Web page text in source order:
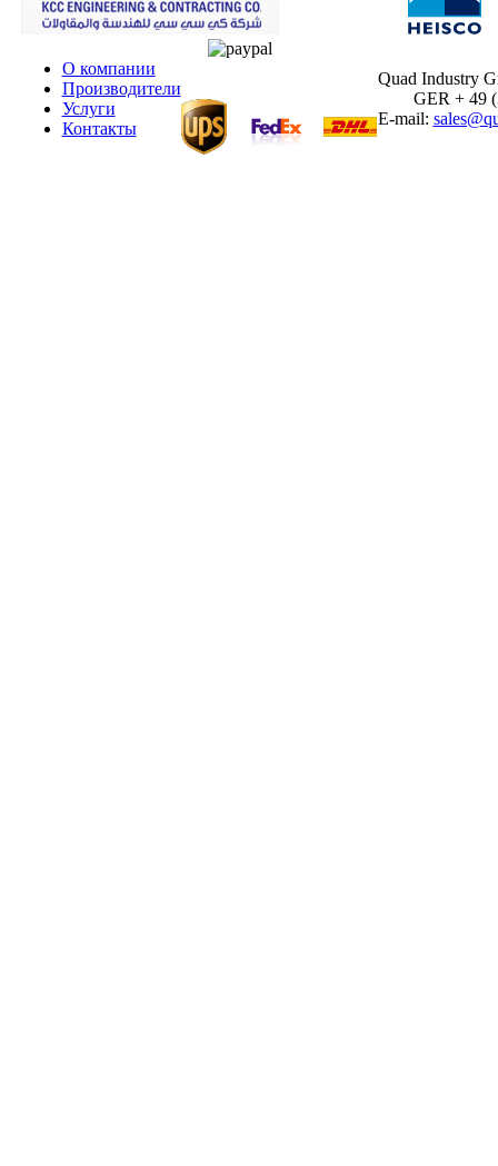
О компании
Производители
Услуги
Контакты
Quad Industry
GER + 49
E-mail: